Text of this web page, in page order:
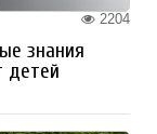
2204
знания
детей